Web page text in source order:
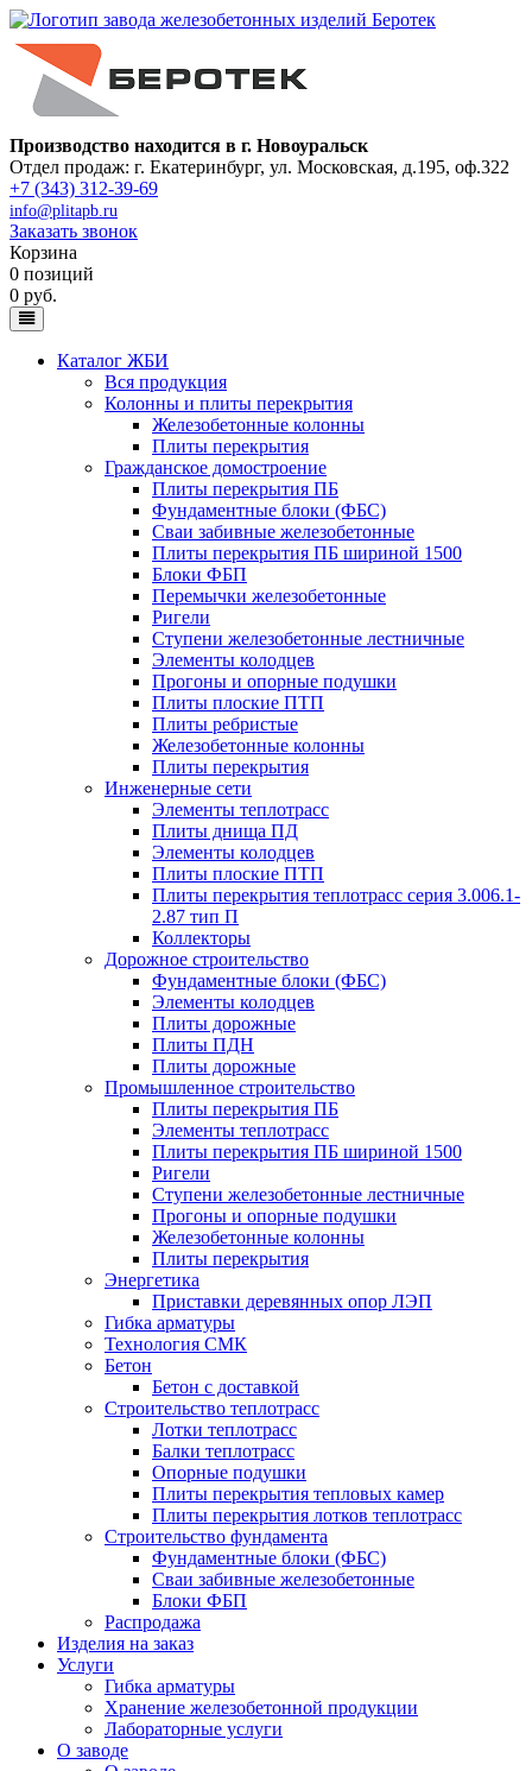
Производство находится в г. Новоуральск
Отдел продаж: г. Екатеринбург, ул. Московская, д.195, оф.322
+7 (343) 312-39-69
info@plitapb.ru
Заказать звонок
Корзина
0 позиций
0 руб.
Каталог ЖБИ
Вся продукция
Колонны и плиты перекрытия
Железобетонные колонны
Плиты перекрытия
Гражданское домостроение
Плиты перекрытия ПБ
Фундаментные блоки (ФБС)
Сваи забивные железобетонные
Плиты перекрытия ПБ шириной 1500
Блоки ФБП
Перемычки железобетонные
Ригели
Ступени железобетонные лестничные
Элементы колодцев
Прогоны и опорные подушки
Плиты плоские ПТП
Плиты ребристые
Железобетонные колонны
Плиты перекрытия
Инженерные сети
Элементы теплотрасс
Плиты днища ПД
Элементы колодцев
Плиты плоские ПТП
Плиты перекрытия теплотрасс серия 3.006.1-
2.87 тип П
Коллекторы
Дорожное строительство
Фундаментные блоки (ФБС)
Элементы колодцев
Плиты дорожные
Плиты ПДН
Плиты дорожные
Промышленное строительство
Плиты перекрытия ПБ
Элементы теплотрасс
Плиты перекрытия ПБ шириной 1500
Ригели
Ступени железобетонные лестничные
Прогоны и опорные подушки
Железобетонные колонны
Плиты перекрытия
Энергетика
Приставки деревянных опор ЛЭП
Гибка арматуры
Технология СМК
Бетон
Бетон с доставкой
Строительство теплотрасс
Лотки теплотрасс
Балки теплотрасс
Опорные подушки
Плиты перекрытия тепловых камер
Плиты перекрытия лотков теплотрасс
Строительство фундамента
Фундаментные блоки (ФБС)
Сваи забивные железобетонные
Блоки ФБП
Распродажа
Изделия на заказ
Услуги
Гибка арматуры
Хранение железобетонной продукции
Лабораторные услуги
О заводе